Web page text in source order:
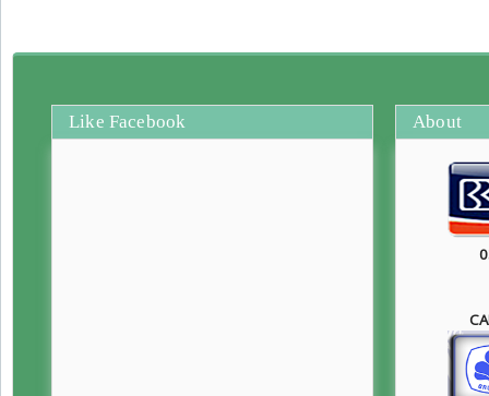
Like Facebook About